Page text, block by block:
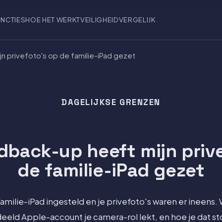
HOE HET WERKTVEILIGHEIDVERGELIJK
privefoto's op de familie-iPad gezet
DAGELIJKSE GRENZEN
up heeft mijn
de familie-iPad gezet
iPad ingesteld en je privefoto's waren er ineens.
Apple-account je camera-rol lekt, en hoe je dat